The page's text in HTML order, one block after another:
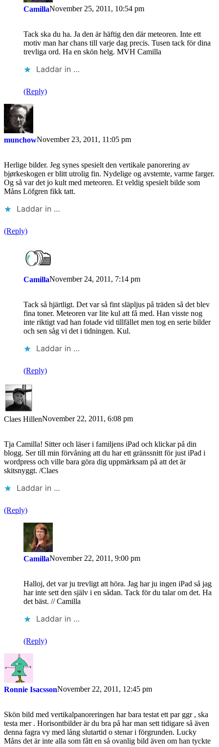
CamillaNovember 25, 2011, 10:54 pm
Tack ska du ha. Ja den är häftig den där meteoren. Inte ett
motiv man har chans till varje dag precis. Tusen tack för dina
trevliga ord. Ha en skön helg. MVH Camilla
Laddar in …
(Reply)
munchowNovember 23, 2011, 11:05 pm
Herlige bilder. Jeg synes spesielt den vertikale panorering av
bjørkeskogen er blitt utrolig fin. Nydelige og avstemte, varme farger.
Og så var det jo kult med meteoren. Et veldig spesielt bilde som
Måns Löfgren fikk tatt.
Laddar in …
(Reply)
CamillaNovember 24, 2011, 7:14 pm
Tack så hjärtligt. Det var så fint släpljus på träden så det blev
fina toner. Meteoren var lite kul att få med. Han visste nog
inte riktigt vad han fotade vid tillfället men tog en serie bilder
och sen såg vi det i tidningen. Kul.
Laddar in …
(Reply)
Claes HillenNovember 22, 2011, 6:08 pm
Tja Camilla! Sitter och läser i familjens iPad och klickar på din
blogg. Ser till min förvåning att du har ett gränssnitt för just iPad i
wordpress och ville bara göra dig uppmärksam på att det är
skitsnyggt. /Claes
Laddar in …
(Reply)
CamillaNovember 22, 2011, 9:00 pm
Halloj, det var ju trevligt att höra. Jag har ju ingen iPad så jag
har inte sett den själv i en sådan. Tack för du talar om det. Ha
det bäst. // Camilla
Laddar in …
(Reply)
Ronnie IsacssonNovember 22, 2011, 12:45 pm
Skön bild med vertikalpanoreringen har bara testat ett par ggr , ska
testa mer . Horisontbilder är du bra på har man sett tidigare så även
denna fagra vy med lång slutartid o stenar i förgrunden. Lucky
Måns det är inte alla som fått en så ovanlig bild även om han tyckte